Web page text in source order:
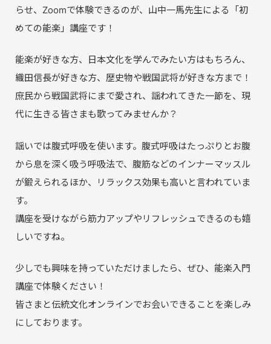
らせ、Zoomで体験できるのが、山中一馬先生による「初
めての能楽」講座です！
能楽が好きな方、日本文化を学んでみたい方はもちろん、
織田信長が好きな方、歴史物や戦国武将が好きな方まで！
庶民から戦国武将にまで愛され、謡われてきた一節を、現
代に生きる皆さまも歌ってみませんか？
謡いでは腹式呼吸を使います。腹式呼吸はたっぷりとお腹
から息を深く吸う呼吸法で、腹筋などのインナーマッスル
が鍛えられるほか、リラックス効果も高いと言われていま
す。
講座を受けながら筋力アップやリフレッシュできるのも嬉
しいですね。
少しでも興味を持っていただけましたら、ぜひ、能楽入門
講座で体験ください！
皆さまと伝統文化オンラインでお会いできることを楽しみ
にしております。